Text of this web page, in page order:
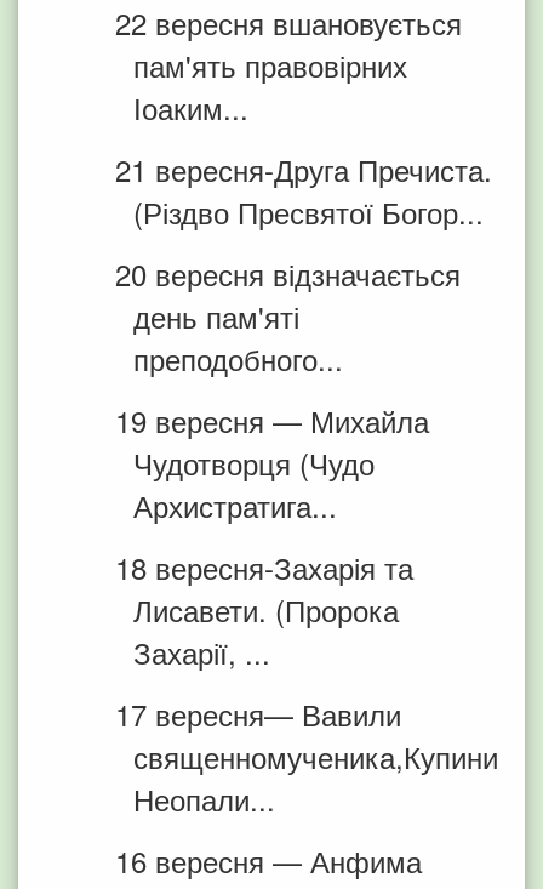
22 вересня вшановується
пам'ять правовірних
Іоаким...
21 вересня-Друга Пречиста.
(Різдво Пресвятої Богор...
20 вересня відзначається
день пам'яті
преподобного...
19 вересня — Михайла
Чудотворця (Чудо
Архистратига...
18 вересня-Захарія та
Лисавети. (Пророка
Захарії, ...
17 вересня— Вавили
священномученика,Купини
Неопали...
16 вересня — Анфима